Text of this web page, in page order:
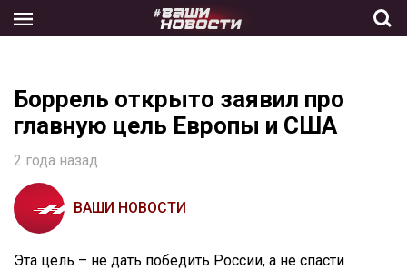
the
Боррель открыто заявил про
главную цель Европы и США
2 года назад
ВАШИ НОВОСТИ
Эта цель – не дать победить России, а не спасти